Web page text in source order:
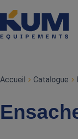
Accueil Catalogue